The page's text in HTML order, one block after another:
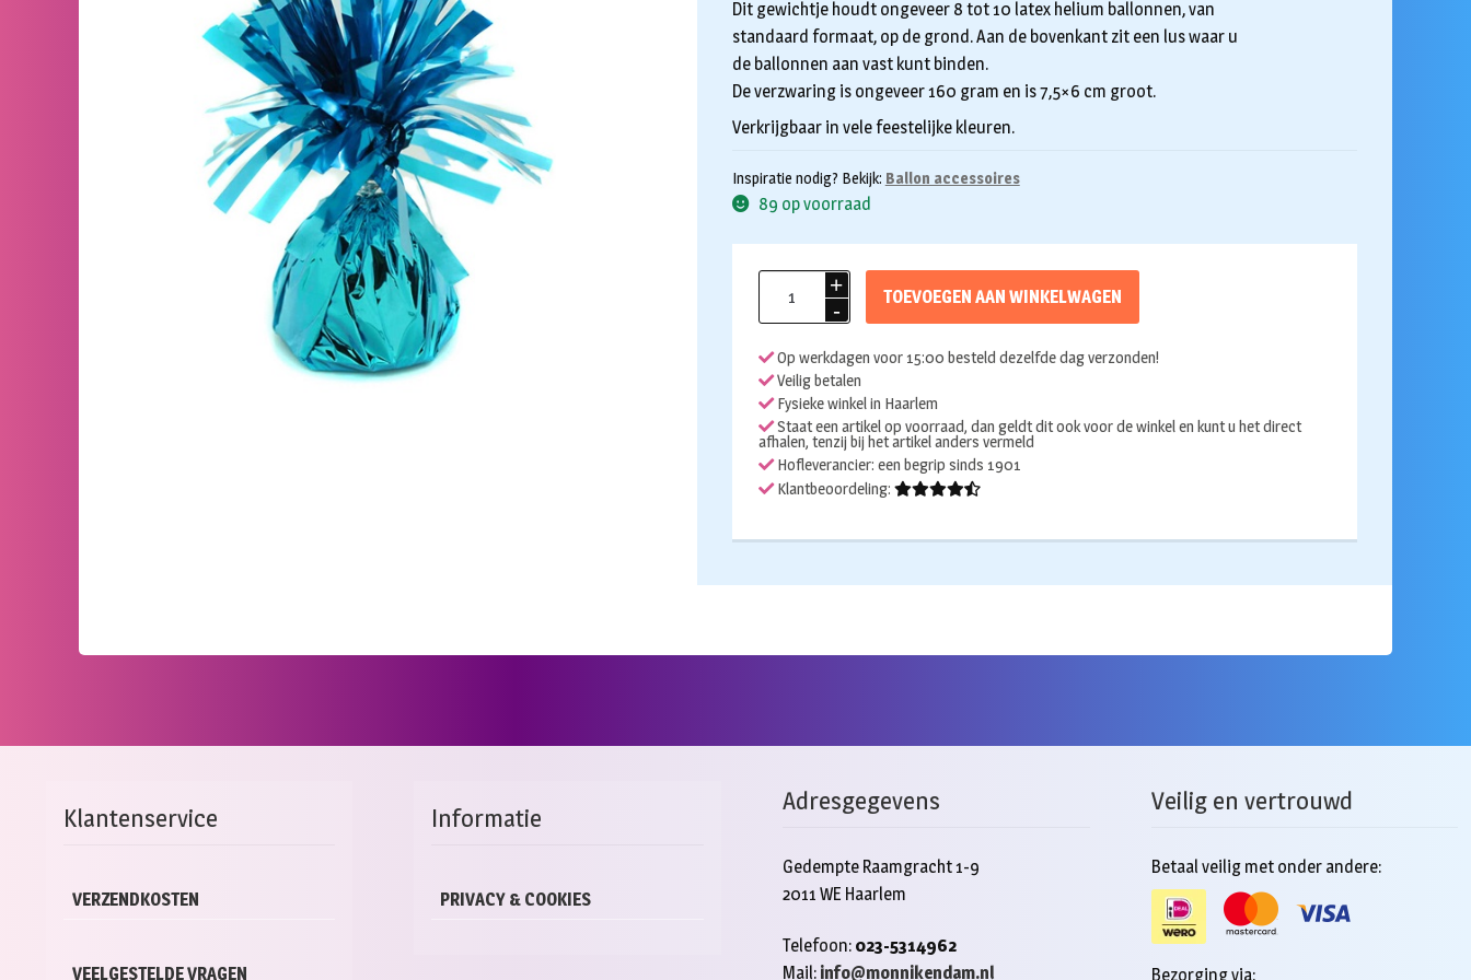
Dit gewichtje houdt ongeveer 8 tot 10 latex helium ballonnen, van
standaard formaat, op de grond. Aan de bovenkant zit een lus waar u
de ballonnen aan vast kunt binden.
De verzwaring is ongeveer 160 gram en is 7,5×6 cm groot.
Verkrijgbaar in vele feestelijke kleuren.
Inspiratie nodig? Bekijk: Ballon accessoires
89 op voorraad
gewicht
blauw
aantal
TOEVOEGEN AAN WINKELWAGEN
Op werkdagen voor 15:00 besteld dezelfde dag verzonden!
Veilig betalen
Fysieke winkel in Haarlem
Staat een artikel op voorraad, dan geldt dit ook voor de winkel en kunt u het direct
afhalen, tenzij bij het artikel anders vermeld
Hofleverancier: een begrip sinds 1901
Klantbeoordeling:
Klantenservice
VERZENDKOSTEN
VEELGESTELDE VRAGEN
Informatie
PRIVACY & COOKIES
Adresgegevens
Gedempte Raamgracht 1-9
2011 WE Haarlem
Telefoon: 023-5314962
Mail: info@monnikendam.nl
Veilig en vertrouwd
Betaal veilig met onder andere:
Bezorging via: